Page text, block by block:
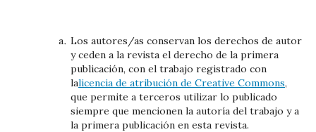
Los autores/as conservan los derechos de autor
y ceden a la revista el derecho de la primera
publicación, con el trabajo registrado con
lalicencia de atribución de Creative Commons,
que permite a terceros utilizar lo publicado
siempre que mencionen la autoría del trabajo y a
la primera publicación en esta revista.